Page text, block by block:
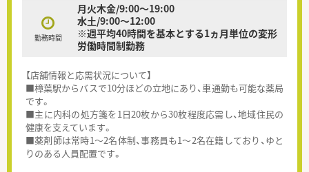
勤務時間
月火木金/9:00～19:00
水土/9:00～12:00
※週平均40時間を基本とする1ヵ月単位の変形
労働時間制勤務
【店舗情報と応需状況について】
■樟葉駅からバスで10分ほどの立地にあり、車通勤も可能な薬局
です。
■主に内科の処方箋を1日20枚から30枚程度応需し、地域住民の
健康を支えています。
■薬剤師は常時1〜2名体制、事務員も1〜2名在籍しており、ゆと
りのある人員配置です。